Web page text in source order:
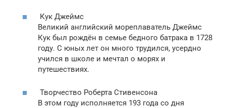
Кук Джеймс
Великий английский мореплаватель Джеймс
Кук был рождён в семье бедного батрака в 1728
году. С юных лет он много трудился, усердно
учился в школе и мечтал о морях и
путешествиях.
Творчество Роберта Стивенсона
В этом году исполняется 193 года со дня